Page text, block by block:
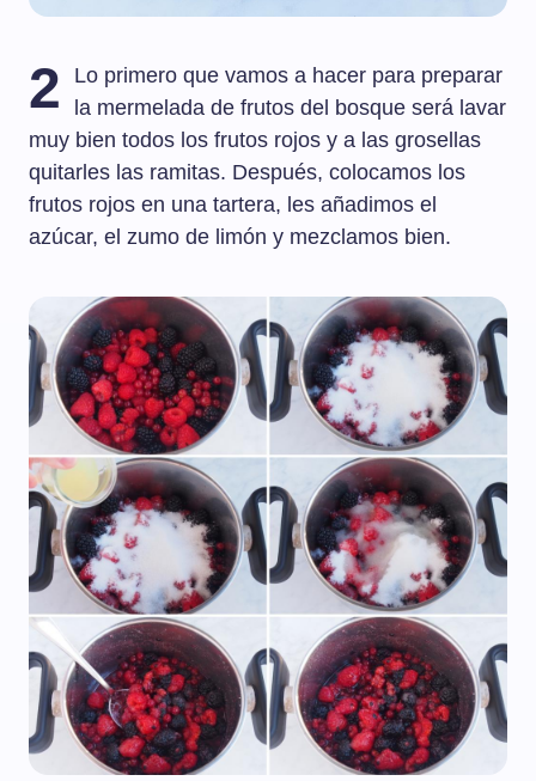
2
Lo primero que vamos a hacer para preparar
la mermelada de frutos del bosque será lavar
muy bien todos los frutos rojos y a las grosellas
quitarles las ramitas. Después, colocamos los
frutos rojos en una tartera, les añadimos el
azúcar, el zumo de limón y mezclamos bien.